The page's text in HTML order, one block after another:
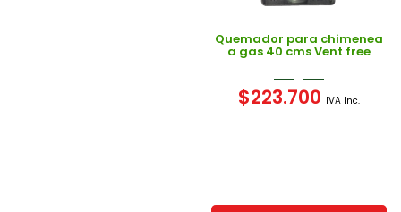
Quemador para chimenea
a gas 40 cms Vent free
$223.700 IVA Inc.